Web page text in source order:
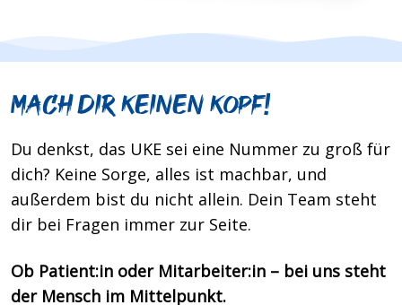
Mach dir keinen Kopf!
Du denkst, das UKE sei eine Nummer zu groß für
dich? Keine Sorge, alles ist machbar, und
außerdem bist du nicht allein. Dein Team steht
dir bei Fragen immer zur Seite.
Ob Patient:in oder Mitarbeiter:in – bei uns steht
der Mensch im Mittelpunkt.